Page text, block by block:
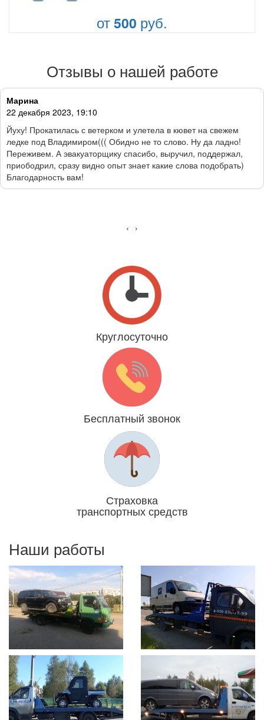
от500 руб.
Отзывы о нашей работе
Марина
22 декабря 2023, 19:10
Йуху! Прокатилась с ветерком и улетела в кювет на свежем
ледке под Владимиром((( Обидно не то слово. Ну да ладно!
Переживем. А эвакуаторщику спасибо, выручил, поддержал,
приободрил, сразу видно опыт знает какие слова подобрать)
Благодарность вам!
‹ ›
Круглосуточно
Даже 31 декабря и 1 января
Бесплатный звонок
Мы платим за Вас
Страховка
транспортных средств
Наши работы